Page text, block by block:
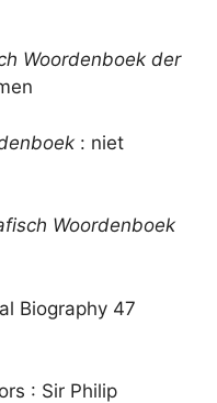
Woordenboek der
: niet
Woordenboek
Biography 47
: Sir Philip